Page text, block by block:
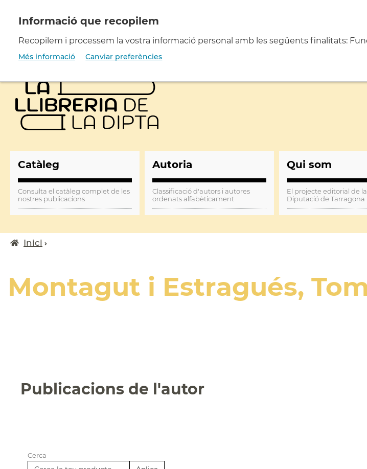
Catàleg
Consulta el catàleg complet de les
nostres publicacions
Autoria
Classificació d'autors i autores
ordenats alfabèticament
Qui som
El projecte editorial de la
Diputació de Tarragona
Fil
Inici
Montagut i Estragués,
Publicacions de l'autor
Cerca
Recopilem i processem la vostra informació personal amb les següents finalitats:
Més informació Canviar preferències